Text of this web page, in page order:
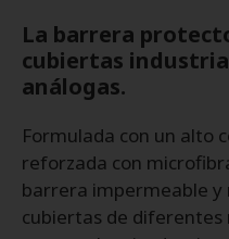
La barrera
cubiertas
análogas.
Formulada con un alto
reforzada con
barrera impermeable
cubiertas de